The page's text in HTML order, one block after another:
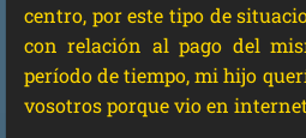
centro, por este tipo de
con relación al pago del
período de tiempo, mi hijo
vosotros porque vio en